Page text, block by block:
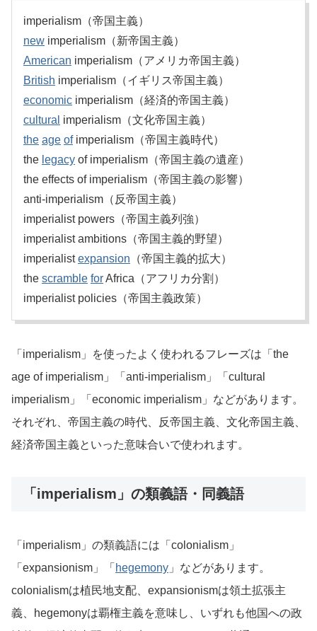
imperialism（帝国主義）
new imperialism（新帝国主義）
American imperialism（アメリカ帝国主義）
British imperialism（イギリス帝国主義）
economic imperialism（経済的帝国主義）
cultural imperialism（文化帝国主義）
the age ofimperialism（帝国主義時代）
the legacy of imperialism（帝国主義の遺産）
the effects of imperialism（帝国主義の影響）
anti-imperialism（反帝国主義）
imperialist powers（帝国主義列強）
imperialist ambitions（帝国主義的野望）
imperialistexpansion （帝国主義的拡大）
the scramble forAfrica（アフリカ分割）
imperialist policies（帝国主義政策）
「imperialism」を使ったよく使われるフレーズは「the
age of imperialism」「anti-imperialism」「cultural
imperialism」「economic imperialism」などがあります。
それぞれ、帝国主義の時代、反帝国主義、文化帝国主義、
経済帝国主義といった意味合いで使われます。
「imperialism」の類義語・同義語
「imperialism」の類義語には「colonialism」
「expansionism」「 hegemony 」などがあります。
colonialismは植民地支配、expansionismは領土拡張主
義、hegemonyは覇権主義を意味し、いずれも他国への政